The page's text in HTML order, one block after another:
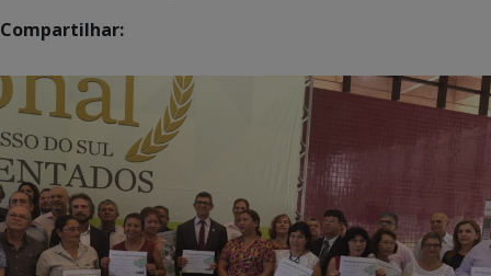
Compartilhar: